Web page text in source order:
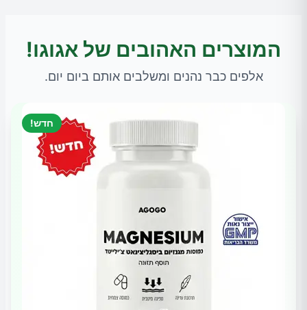
המוצרים האהובים של אגוגו!
אלפים כבר נהנים ומשלבים אותם ביום יום.
חדש!